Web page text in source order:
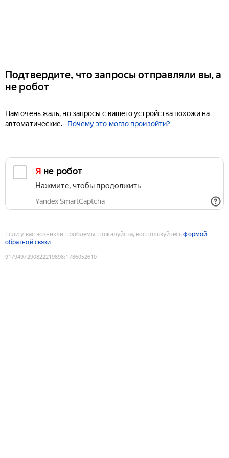
Подтвердите, что запросы отправляли вы, а
не робот
Нам очень жаль, но запросы с вашего устройства похожи на
автоматические.
Почему это могло произойти?
Я не робот
Нажмите, чтобы продолжить
Yandex SmartCaptcha
Если у вас возникли проблемы, пожалуйста, воспользуйтесьформой
обратной связи
9179497290822219898:1786052610